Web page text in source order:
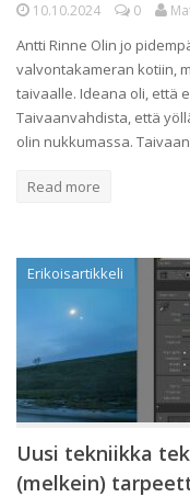
10.10.2024 0
Antti Rinne Olin jo
valvontakameran kotiin,
taivaalle. Ideana oli, että
Taivaanvahdista, että
olin nukkumassa.
Read more
Erikoisartikkeli
Uusi tekniikka
(melkein)